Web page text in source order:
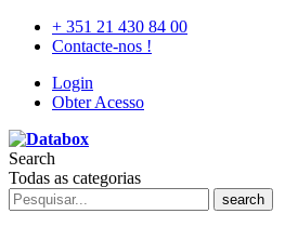
+ 351 21 430 84 00
Contacte-nos !
Login
Obter Acesso
Search
Todas as categorias
search